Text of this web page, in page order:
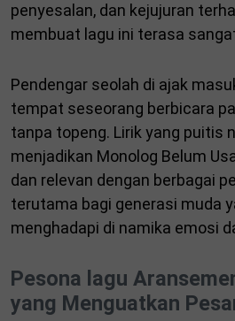
penyesalan, dan kejujuran
membuat lagu ini terasa
Pendengar seolah di ajak
tempat seseorang berbicara
tanpa topeng. Lirik yang puitis
menjadikan Monolog Belum
dan relevan dengan berbagai
terutama bagi generasi muda
menghadapi di namika emosi
Pesona lagu
yang Menguatkan